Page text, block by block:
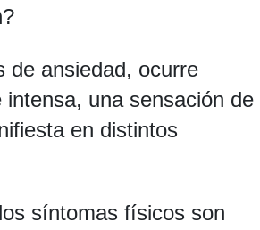
de ansiedad, ocurre
una sensación de
en distintos
síntomas físicos son